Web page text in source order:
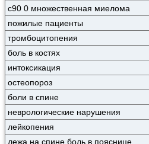
c90 0 множественная миелома
пожилые пациенты
тромбоцитопения
боль в костях
интоксикация
остеопороз
боли в спине
неврологические нарушения
лейкопения
лежа на спине боль в пояснице